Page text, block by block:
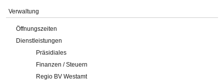
Verwaltung
Öffnungszeiten
Dienstleistungen
Präsidiales
Finanzen / Steuern
Regio BV Westamt